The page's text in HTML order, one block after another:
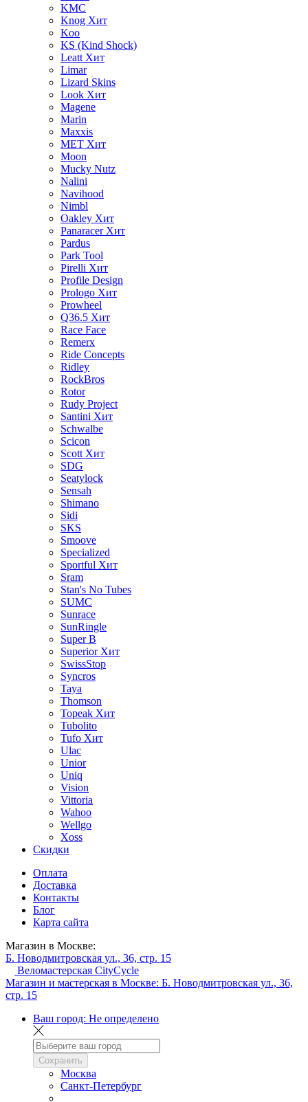
KMC
Knog Хит
Koo
KS (Kind Shock)
Leatt Хит
Limar
Lizard Skins
Look Хит
Magene
Marin
Maxxis
MET Хит
Moon
Mucky Nutz
Nalini
Navihood
Nimbl
Oakley Хит
Panaracer Хит
Pardus
Park Tool
Pirelli Хит
Profile Design
Prologo Хит
Prowheel
Q36.5 Хит
Race Face
Remerx
Ride Concepts
Ridley
RockBros
Rotor
Rudy Project
Santini Хит
Schwalbe
Scicon
Scott Хит
SDG
Seatylock
Sensah
Shimano
Sidi
SKS
Smoove
Specialized
Sportful Хит
Sram
Stan's No Tubes
SUMC
Sunrace
SunRingle
Super B
Superior Хит
SwissStop
Syncros
Taya
Thomson
Topeak Хит
Tubolito
Tufo Хит
Ulac
Unior
Uniq
Vision
Vittoria
Wahoo
Wellgo
Xoss
Скидки
Оплата
Доставка
Контакты
Блог
Карта сайта
Магазин в Москве:
Б. Новодмитровская ул., 36, стр. 15
Веломастерская CityCycle
Магазин и мастерская в Москве: Б. Новодмитровская ул., 36,
стр. 15
Ваш город: Не определено
Сохранить
Москва
Санкт-Петербург